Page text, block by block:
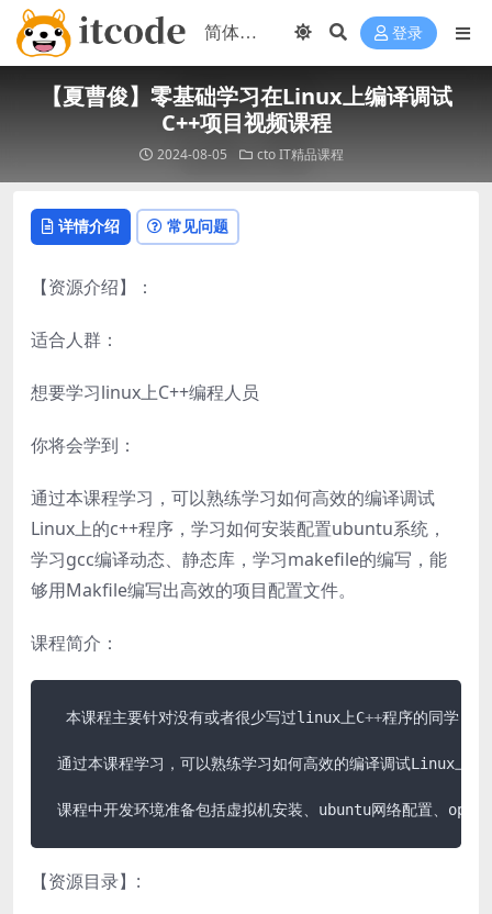
登录
【夏曹俊】零基础学习在Linux上编译调试
C++项目视频课程
2024-08-05 ctoIT精品课程
详情介绍 常见问题
【资源介绍】：
适合人群：
想要学习linux上C++编程人员
你将会学到：
通过本课程学习，可以熟练学习如何高效的编译调试
Linux上的c++程序，学习如何安装配置ubuntu系统，
学习gcc编译动态、静态库，学习makefile的编写，能
够用Makfile编写出高效的项目配置文件。
课程简介：
  本课程主要针对没有或者很少写过linux上C
++程序的同学，
通过本课程学习，可以熟练学习如何高效的编译调试Linux上的
课程中开发环境准备包括虚拟机安装、ubuntu网络配置、
【资源目录】: